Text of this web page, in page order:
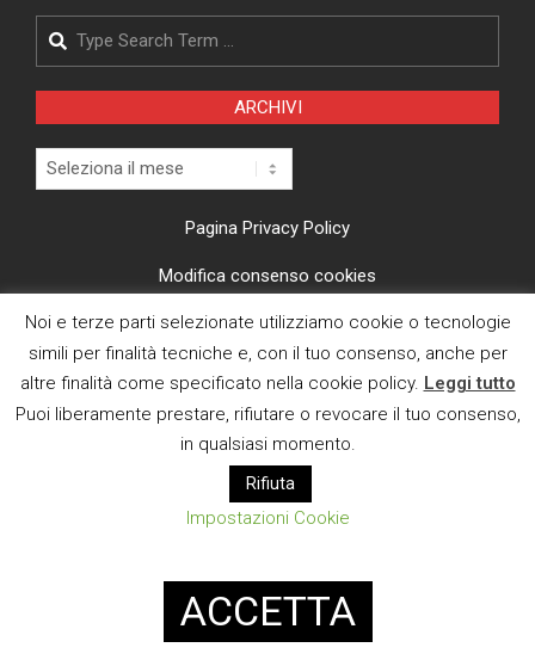
Search
ARCHIVI
Archivi
Pagina Privacy Policy
Modifica consenso cookies
CI TROVI ANCHE SU
E MAIL
Designed usingMagazine News Byte. Powered by
Noi e terze parti selezionate utilizziamo cookie o tecnologie
simili per finalità tecniche e, con il tuo consenso, anche per
altre finalità come specificato nella cookie policy. Leggi tutto
Puoi liberamente prestare, rifiutare o revocare il tuo consenso,
in qualsiasi momento.
Rifiuta
Impostazioni Cookie
ACCETTA